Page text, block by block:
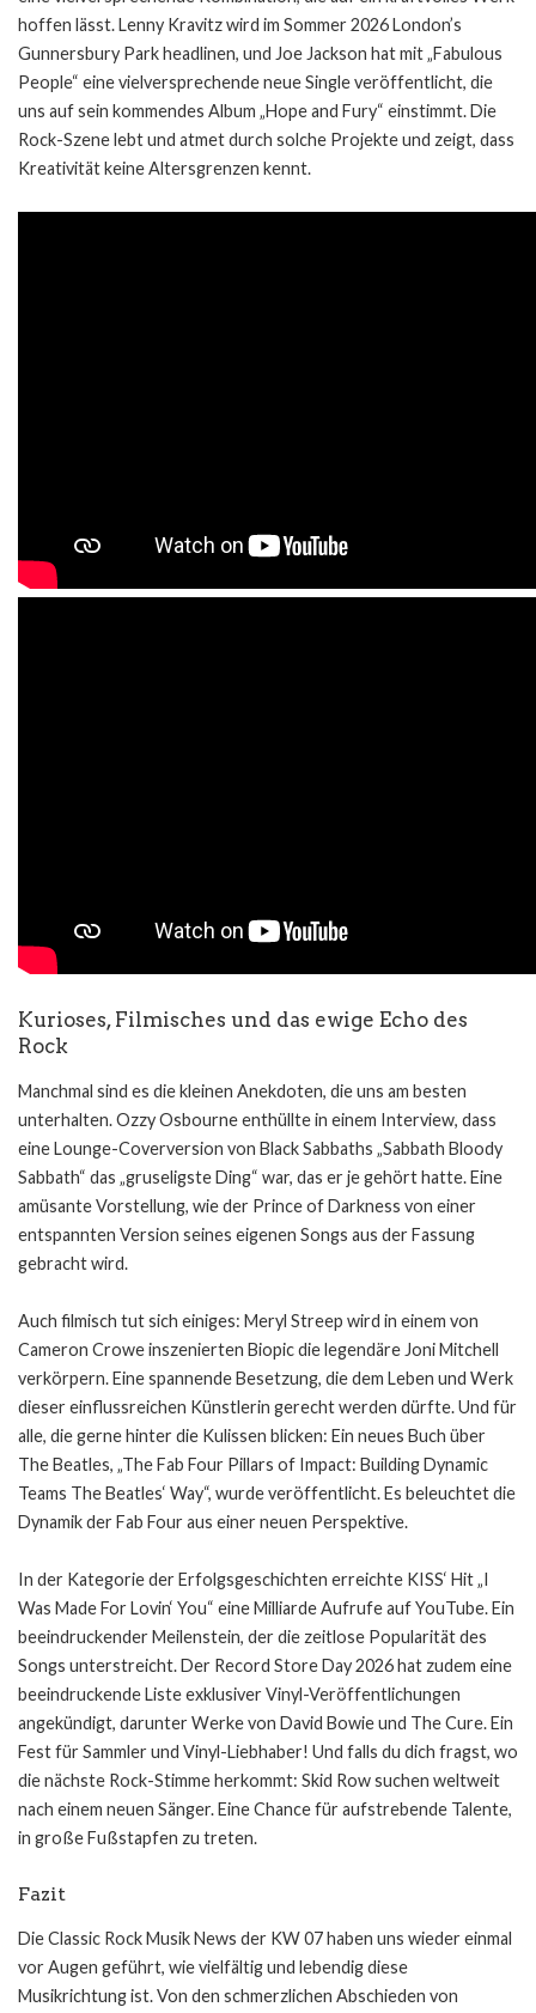
hoffen lässt. Lenny Kravitz wird im Sommer 2026 London’s
Gunnersbury Park headlinen, und Joe Jackson hat mit „Fabulous
People“ eine vielversprechende neue Single veröffentlicht, die
uns auf sein kommendes Album „Hope and Fury“ einstimmt. Die
Rock-Szene lebt und atmet durch solche Projekte und zeigt, dass
Kreativität keine Altersgrenzen kennt.
Kurioses, Filmisches und das ewige Echo des
Rock
Manchmal sind es die kleinen Anekdoten, die uns am besten
unterhalten. Ozzy Osbourne enthüllte in einem Interview, dass
eine Lounge-Coverversion von Black Sabbaths „Sabbath Bloody
Sabbath“ das „gruseligste Ding“ war, das er je gehört hatte. Eine
amüsante Vorstellung, wie der Prince of Darkness von einer
entspannten Version seines eigenen Songs aus der Fassung
gebracht wird.
Auch filmisch tut sich einiges: Meryl Streep wird in einem von
Cameron Crowe inszenierten Biopic die legendäre Joni Mitchell
verkörpern. Eine spannende Besetzung, die dem Leben und Werk
dieser einflussreichen Künstlerin gerecht werden dürfte. Und für
alle, die gerne hinter die Kulissen blicken: Ein neues Buch über
The Beatles, „The Fab Four Pillars of Impact: Building Dynamic
Teams The Beatles‘ Way“, wurde veröffentlicht. Es beleuchtet die
Dynamik der Fab Four aus einer neuen Perspektive.
In der Kategorie der Erfolgsgeschichten erreichte KISS‘ Hit „I
Was Made For Lovin‘ You“ eine Milliarde Aufrufe auf YouTube. Ein
beeindruckender Meilenstein, der die zeitlose Popularität des
Songs unterstreicht. Der Record Store Day 2026 hat zudem eine
beeindruckende Liste exklusiver Vinyl-Veröffentlichungen
angekündigt, darunter Werke von David Bowie und The Cure. Ein
Fest für Sammler und Vinyl-Liebhaber! Und falls du dich fragst, wo
die nächste Rock-Stimme herkommt: Skid Row suchen weltweit
nach einem neuen Sänger. Eine Chance für aufstrebende Talente,
in große Fußstapfen zu treten.
Fazit
Die Classic Rock Musik News der KW 07 haben uns wieder einmal
vor Augen geführt, wie vielfältig und lebendig diese
Musikrichtung ist. Von den schmerzlichen Abschieden von